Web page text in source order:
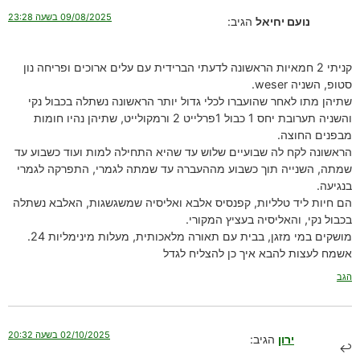
נועם יחיאל הגיב: 09/08/2025 בשעה 23:28
קניתי 2 חמאיות הראשונה לדעתי הברידית עם עלים ארוכים ופריחה נון
סטופ, השניה weser.
שתיהן מתו לאחר שהועברו לכלי גדול יותר הראשונה נשתלה בכבול נקי
והשניה תערובת יחס 1 כבול 1פרלייט 2 ורמקולייט, שתיהן נהיו חומות
מבפנים החוצה.
הראשונה לקח לה שבועיים שלוש עד שהיא התחילה למות ועוד כשבוע עד
שמתה, השנייה תוך כשבוע מההעברה עד שמתה לגמרי, התפרקה לגמרי
בנגיעה.
הם חיות ליד טלליות, קפנסיס אלבא ואליסיה שמשגשגות, האלבא נשתלה
בכבול נקי, והאליסיה בעציץ המקורי.
מושקים במי מזגן, בבית עם תאורה מלאכותית, מעלות מינימליות 24.
אשמח לעצות להבא איך כן להצליח לגדל
הגב
ירון הגיב: 02/10/2025 בשעה 20:32